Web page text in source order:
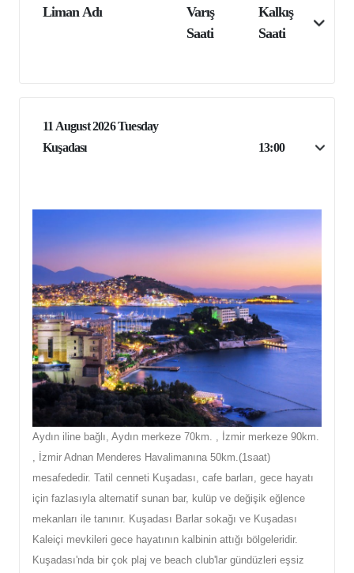
Liman Adı
Varış
Saati
Kalkış
Saati
11 August 2026 Tuesday
Kuşadası
13:00
Aydın iline bağlı, Aydın merkeze 70km. , İzmir merkeze 90km.
, İzmir Adnan Menderes Havalimanına 50km.(1saat)
mesafededir. Tatil cenneti Kuşadası, cafe barları, gece hayatı
için fazlasıyla alternatif sunan bar, kulüp ve değişik eğlence
mekanları ile tanınır. Kuşadası Barlar sokağı ve Kuşadası
Kaleiçi mevkileri gece hayatının kalbinin attığı bölgeleridir.
Kuşadası'nda bir çok plaj ve beach club'lar gündüzleri eşsiz